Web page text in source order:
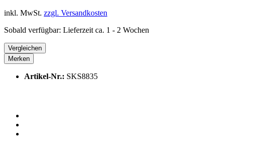
inkl. MwSt. zzgl. Versandkosten
Sobald verfügbar: Lieferzeit ca. 1 - 2 Wochen
Vergleichen
Merken
Artikel-Nr.: SKS8835